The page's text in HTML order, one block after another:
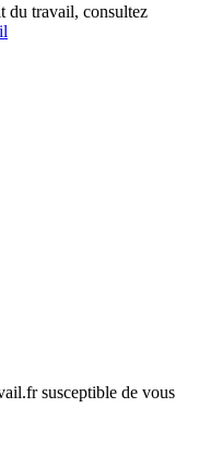
du travail, consultez
susceptible de vous